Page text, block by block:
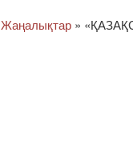
Жаңалықтар »